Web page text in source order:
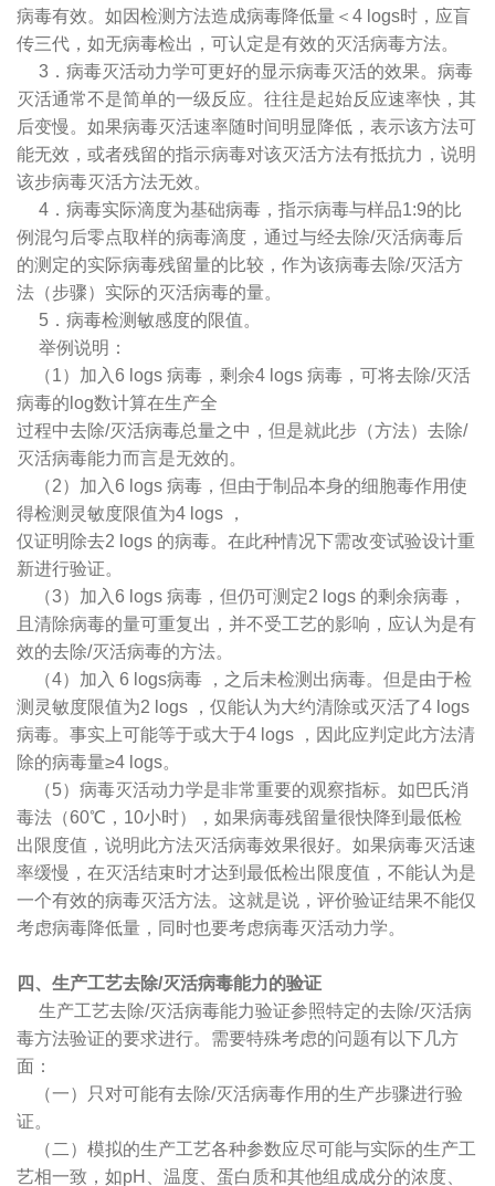
病毒有效。如因检测方法造成病毒降低量＜4 logs时，应盲
传三代，如无病毒检出，可认定是有效的灭活病毒方法。
3．病毒灭活动力学可更好的显示病毒灭活的效果。病毒
灭活通常不是简单的一级反应。往往是起始反应速率快，其
后变慢。如果病毒灭活速率随时间明显降低，表示该方法可
能无效，或者残留的指示病毒对该灭活方法有抵抗力，说明
该步病毒灭活方法无效。
4．病毒实际滴度为基础病毒，指示病毒与样品1:9的比
例混匀后零点取样的病毒滴度，通过与经去除/灭活病毒后
的测定的实际病毒残留量的比较，作为该病毒去除/灭活方
法（步骤）实际的灭活病毒的量。
5．病毒检测敏感度的限值。
举例说明：
（1）加入6 logs 病毒，剩余4 logs 病毒，可将去除/灭活
病毒的log数计算在生产全
过程中去除/灭活病毒总量之中，但是就此步（方法）去除/
灭活病毒能力而言是无效的。
（2）加入6 logs 病毒，但由于制品本身的细胞毒作用使
得检测灵敏度限值为4 logs ，
仅证明除去2 logs 的病毒。在此种情况下需改变试验设计重
新进行验证。
（3）加入6 logs 病毒，但仍可测定2 logs 的剩余病毒，
且清除病毒的量可重复出，并不受工艺的影响，应认为是有
效的去除/灭活病毒的方法。
（4）加入 6 logs病毒 ，之后未检测出病毒。但是由于检
测灵敏度限值为2 logs ，仅能认为大约清除或灭活了4 logs
病毒。事实上可能等于或大于4 logs ，因此应判定此方法清
除的病毒量≥4 logs。
（5）病毒灭活动力学是非常重要的观察指标。如巴氏消
毒法（60℃，10小时），如果病毒残留量很快降到最低检
出限度值，说明此方法灭活病毒效果很好。如果病毒灭活速
率缓慢，在灭活结束时才达到最低检出限度值，不能认为是
一个有效的病毒灭活方法。这就是说，评价验证结果不能仅
考虑病毒降低量，同时也要考虑病毒灭活动力学。
四、生产工艺去除/灭活病毒能力的验证
生产工艺去除/灭活病毒能力验证参照特定的去除/灭活病
毒方法验证的要求进行。需要特殊考虑的问题有以下几方
面：
（一）只对可能有去除/灭活病毒作用的生产步骤进行验
证。
（二）模拟的生产工艺各种参数应尽可能与实际的生产工
艺相一致，如pH、温度、蛋白质和其他组成成分的浓度、